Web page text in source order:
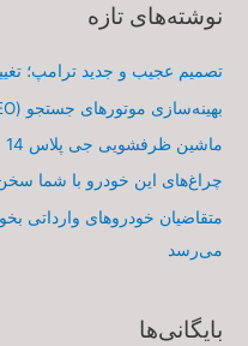
نوشته‌های تازه
تصمیم عجیب و جدید ترامپ؛
بهینه‌سازی موتورهای جستجو (SEO)
ماشین ظرفشویی جی پلاس 14 نفره مدل GDW-N4663
چراغ‌های این خودرو با شما
متقاضیان خودروهای وارداتی
می‌رسد
بایگانی‌ها